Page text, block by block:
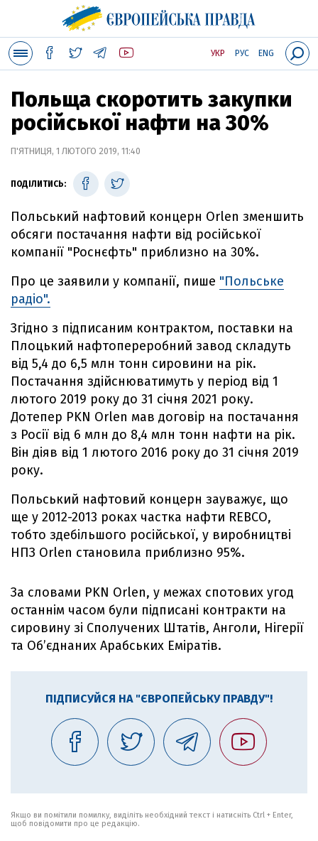
УКР РУС ENG
Польща скоротить закупки
російської нафти на 30%
П'ЯТНИЦЯ, 1 ЛЮТОГО 2019, 11:40
ПОДІЛИТИСЬ:
Польський нафтовий концерн Orlen зменшить
обсяги постачання нафти від російської
компанії "Роснєфть" приблизно на 30%.
Про це заявили у компанії, пише "Польське
радіо".
Згідно з підписаним контрактом, поставки на
Плоцький нафтопереробний завод складуть
від 5,4 до 6,5 млн тонн сировини на рік.
Постачання здійснюватимуть у період від 1
лютого 2019 року до 31 січня 2021 року.
Дотепер PKN Orlen мав договір на постачання
з Росії від 6 млн до 8,4 млн тонн нафти на рік.
Він діяв від 1 лютого 2016 року до 31 січня 2019
року.
Польський нафтовий концерн зауважує, що
ще у 2012-2013 роках частка нафти REBCO,
тобто здебільшого російської, у виробництві
НПЗ Orlen становила приблизно 95%.
За словами PKN Orlen, у межах спотових угод
останнім часом були підписані контракти на
сировину зі Сполучених Штатів, Анголи, Нігерії
та Об’єднаних Арабських Еміратів.
ПІДПИСУЙСЯ НА "ЄВРОПЕЙСЬКУ ПРАВДУ"!
Якщо ви помітили помилку, виділіть необхідний текст і натисніть Ctrl + Enter,
щоб повідомити про це редакцію.